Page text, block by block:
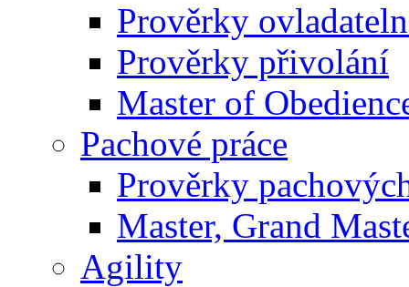
Prověrky
Prověrky přivolání
Master of
Pachové práce
Prověrky
Master, Grand
Agility